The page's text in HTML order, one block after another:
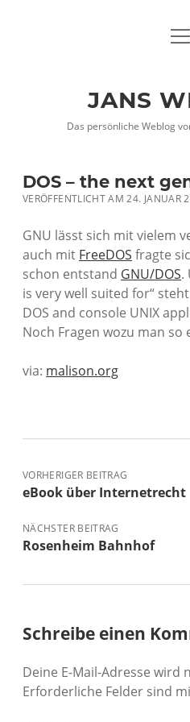
JANS
Das persönliche Weblog
DOS – the next
VERÖFFENTLICHT AM 24. JANUAR
GNU lässt sich mit vielem
auch mit FreeDOS fragte
schon entstand GNU/DOS.
is very well suited for“
DOS and console UNIX
Noch Fragen wozu man so
via: malison.org
VORHERIGER BEITRAG
eBook über Internetrecht
NÄCHSTER BEITRAG
Rosenheim Bahnhof
Schreibe einen
Deine E-Mail-Adresse
Erforderliche Felder sind